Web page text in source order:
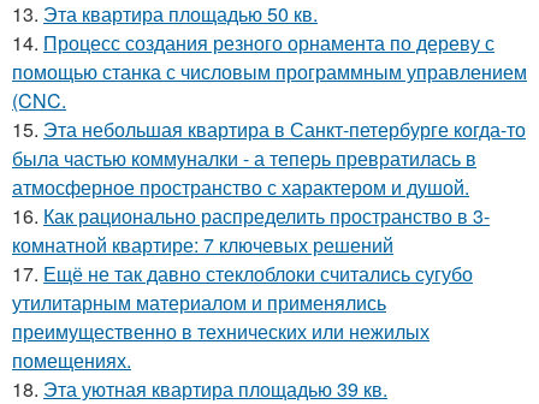
13. Эта квартира площадью 50 кв.
14. Процесс создания резного орнамента по дереву с
помощью станка с числовым программным управлением
(CNC.
15. Эта небольшая квартира в Санкт-петербурге когда-то
была частью коммуналки - а теперь превратилась в
атмосферное пространство с характером и душой.
16. Как рационально распределить пространство в 3-
комнатной квартире: 7 ключевых решений
17. Ещё не так давно стеклоблоки считались сугубо
утилитарным материалом и применялись
преимущественно в технических или нежилых
помещениях.
18. Эта уютная квартира площадью 39 кв.